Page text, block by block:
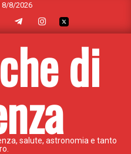
8/8/2026
di
salute, astronomia e tanto